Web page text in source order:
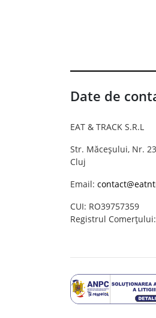
Date de
EAT & TRACK S.R.L
Str. Măceșului, Nr.
Cluj
Email:
CUI: RO39757359
Registrul Comerțului: